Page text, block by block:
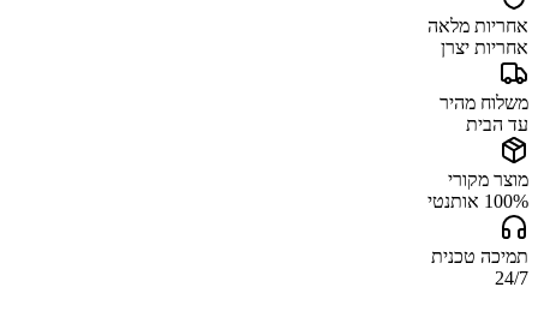
אחריות מלאה
אחריות יצרן
משלוח מהיר
עד הבית
מוצר מקורי
100% אותנטי
תמיכה טכנית
24/7